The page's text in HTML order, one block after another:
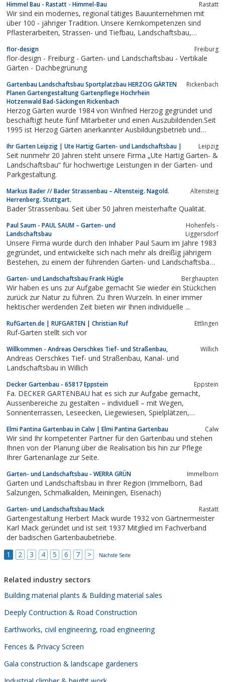
Himmel Bau - Rastatt - Himmel-Bau Rastatt
Wir sind ein modernes, regional tätiges Bauunternehmen mit
über 100 - jähriger Tradition. Unsere Kernkompetenzen sind
Pflasterarbeiten, Strassen- und Tiefbau, Landschaftsbau,
Aussenanlagen Baden-Baden | Terassenbau |
Abwassersysteme Rastatt.
flor-design Freiburg
flor-design - Freiburg - Garten- und Landschaftsbau - Vertikale
Gärten - Dachbegrünung
Gartenbau Landschaftsbau Sportplatzbau HERZOG GÄRTEN
Planen Gartengestaltung Gartenpflege Hochrhein
Hotzenwald Bad-Säckingen Rickenbach
Rickenbach
Herzog Gärten wurde 1984 von Winfried Herzog gegründet und
beschäftigt heute fünf Mitarbeiter und einen Auszubildenden.Seit
1995 ist Herzog Gärten anerkannter Ausbildungsbetrieb und
Sportplatzbau.
Ihr Garten Leipzig | Ute Hartig Garten- und Landschaftsbau | Leipzig
Seit nunmehr 20 Jahren steht unsere Firma „Ute Hartig Garten- &
Landschaftsbau“ für hochwertige Leistungen in der Garten- und
Parkgestaltung.
Markus Bader // Bader Strassenbau – Altensteig. Nagold.
Herrenberg. Stuttgart.
Altensteig
Bader Strassenbau. Seit über 50 Jahren meisterhafte Qualität.
Paul Saum - PAUL SAUM – Garten- und
Landschaftsbau
Hohenfels -
Liggersdorf
Unsere Firma wurde durch den Inhaber Paul Saum im Jahre 1983
gegründet, und entwickelte sich nach mehr als dreißig jährigem
Bestehen, zu einem der führenden Garten- und Landschaftsbau
mittelständisches Unternehmen 50 Mitarbeiter, ausschließlich
aus dem Fachbereich Grün. Alle...
Garten- und Landschaftsbau Frank Hügle Berghaupten
Wir haben es uns zur Aufgabe gemacht Sie wieder ein Stückchen
zurück zur Natur zu führen. Zu Ihren Wurzeln. In einer immer
hektischer werdenden Zeit bieten wir Ihnen individuelle ...
RufGarten.de | RUFGARTEN | Christian Ruf Ettlingen
Ruf-Garten stellt sich vor
Willkommen - Andreas Oerschkes Tief- und Straßenbau, Willich
Andreas Oerschkes Tief- und Straßenbau, Kanal- und
Landschaftsbau in Willich
Decker Gartenbau - 65817 Eppstein Eppstein
Fa. DECKER GARTENBAU hat es sich zur Aufgabe gemacht,
Aussenbereiche zu gestalten – individuell – mit Wegen,
Sonnenterrassen, Leseecken, Liegewiesen, Spielplätzen,
fachlicher Kompetenz, handwerklichem Können, Kreativität und
unserer langährigen Erfahrung im...
Elmi Pantina Gartenbau in Calw | Elmi Pantina Gartenbau Calw
Wir sind Ihr kompetenter Partner für den Gartenbau und stehen
Ihnen von der Planung über die Realisation bis hin zur Pflege
Ihrer Gartenanlage zur Seite.
Garten- und Landschaftsbau - WERRA GRÜN Immelborn
Garten und Landschaftsbau in Ihrer Region (Immelborn, Bad
Salzungen, Schmalkalden, Meiningen, Eisenach)
Garten- und Landschaftsbau Mack Rastatt
Gartengestaltung Herbert Mack wurde 1932 von Gärtnermeister
Karl Mack geründet und ist seit 1937 Mitglied im Fachverband
der badischen Gartenbaubetriebe.
1
2 3 4 5 6 7 > Nächste Seite
Related industry sectors
Building material plants & Building material sales
Deeply Contruction & Road Construction
Earthworks, civil engineering, road engineering
Fences & Privacy Screen
Gala construction & landscape gardeners